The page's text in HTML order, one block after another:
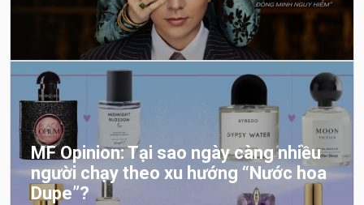
MF Opinion: Tại sao ngày càng nhiều
người chạy theo xu hướng “Nước hoa
Dupe”?